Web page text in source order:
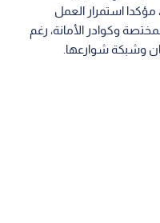
مؤكدا استمرار العمل
وكوادر الأمانة، رغم
وشبكة شوارعها.